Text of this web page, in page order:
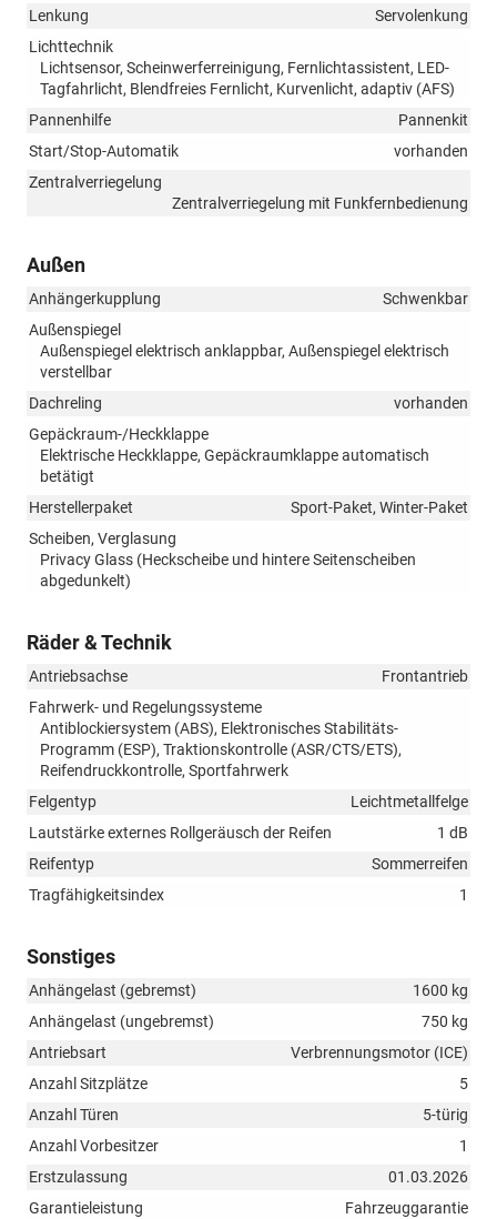
Lenkung
Servolenkung
Lichttechnik
Lichtsensor, Scheinwerferreinigung, Fernlichtassistent, LED-
Tagfahrlicht, Blendfreies Fernlicht, Kurvenlicht, adaptiv (AFS)
Pannenhilfe
Pannenkit
Start/Stop-Automatik
vorhanden
Zentralverriegelung
Zentralverriegelung mit Funkfernbedienung
Außen
Anhängerkupplung
Schwenkbar
Außenspiegel
Außenspiegel elektrisch anklappbar, Außenspiegel elektrisch
verstellbar
Dachreling
vorhanden
Gepäckraum-/Heckklappe
Elektrische Heckklappe, Gepäckraumklappe automatisch
betätigt
Herstellerpaket
Sport-Paket, Winter-Paket
Scheiben, Verglasung
Privacy Glass (Heckscheibe und hintere Seitenscheiben
abgedunkelt)
Räder & Technik
Antriebsachse
Frontantrieb
Fahrwerk- und Regelungssysteme
Antiblockiersystem (ABS), Elektronisches Stabilitäts-
Programm (ESP), Traktionskontrolle (ASR/CTS/ETS),
Reifendruckkontrolle, Sportfahrwerk
Felgentyp
Leichtmetallfelge
Lautstärke externes Rollgeräusch der Reifen
1 dB
Reifentyp
Sommerreifen
Tragfähigkeitsindex
1
Sonstiges
Anhängelast (gebremst)
1600 kg
Anhängelast (ungebremst)
750 kg
Antriebsart
Verbrennungsmotor (ICE)
Anzahl Sitzplätze
5
Anzahl Türen
5-türig
Anzahl Vorbesitzer
1
Erstzulassung
01.03.2026
Garantieleistung
Fahrzeuggarantie